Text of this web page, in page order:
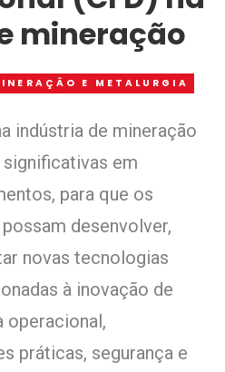
mineração
E METALURGIA
indústria de mineração
em
para que os
desenvolver,
novas tecnologias
à inovação de
operacional,
práticas, segurança e